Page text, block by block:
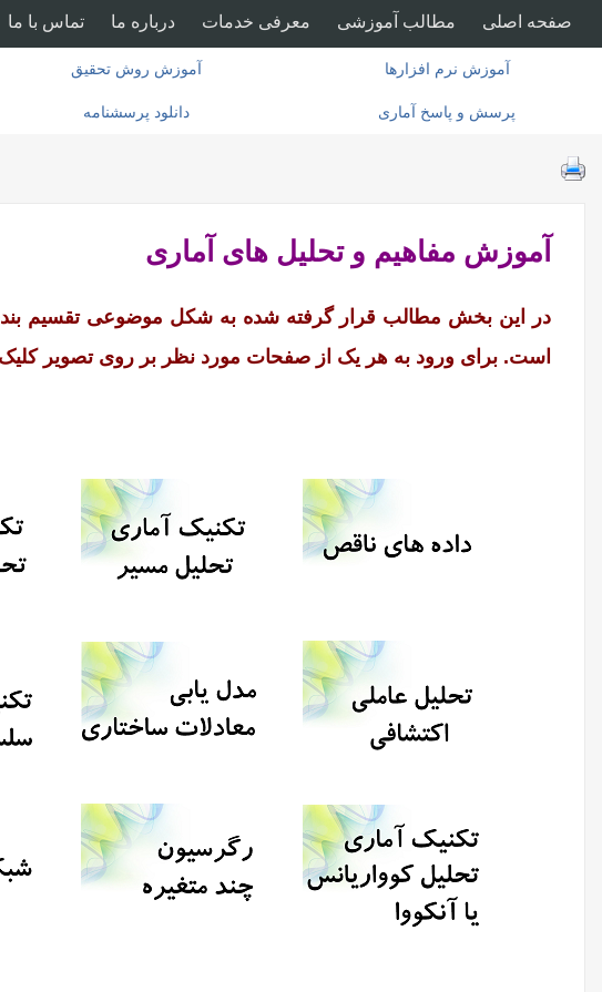
صفحه اصلی مطالب آموزشی معرفی خدمات درباره ما تماس با ما
آموزش نرم افزارها آموزش روش تحقیق
پرسش و پاسخ آماری دانلود پرسشنامه
آموزش مفاهیم و تحلیل های آماری
در این بخش مطالب قرار گرفته شده به شکل موضوعی تقسیم
است. برای ورود به هر یک از صفحات مورد نظر بر روی تصویر کلیک